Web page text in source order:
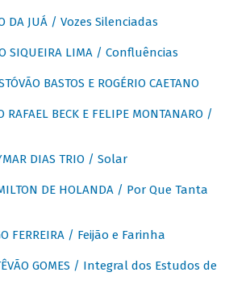
DA JUÁ / Vozes Silenciadas
SIQUEIRA LIMA / Confluências
BASTOS E ROGÉRIO CAETANO
RAFAEL BECK E FELIPE MONTANARO /
DIAS TRIO / Solar
DE HOLANDA / Por Que Tanta
FERREIRA / Feijão e Farinha
GOMES / Integral dos Estudos de